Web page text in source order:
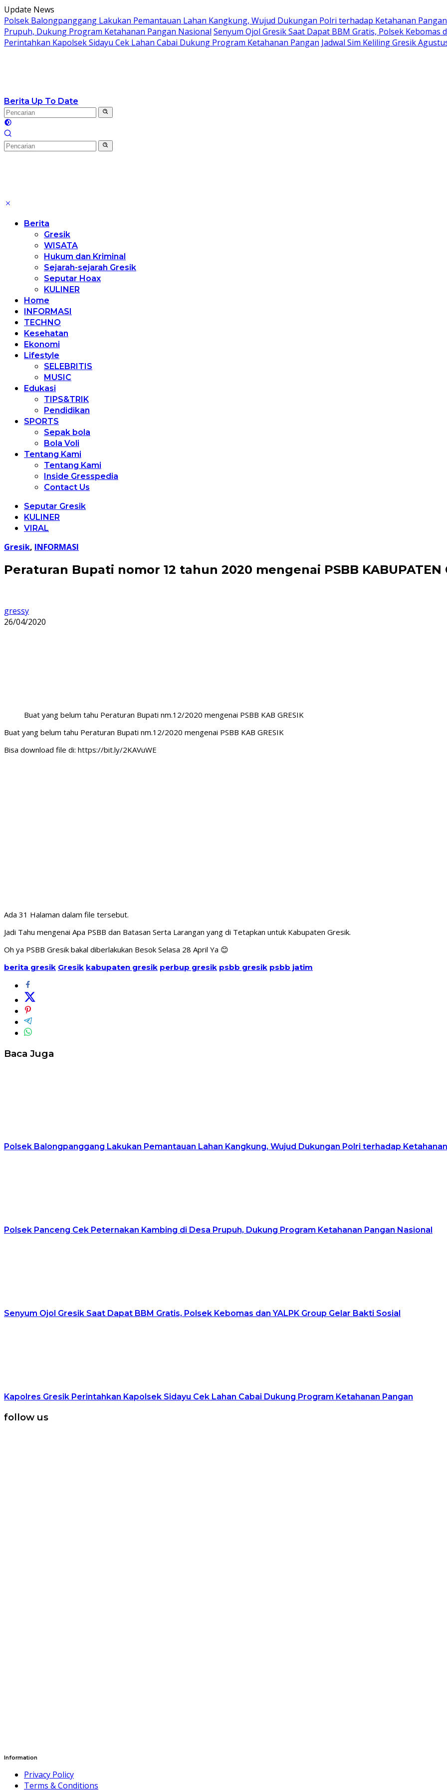
Langsung
ke
konten
Update News
Polsek Balongpanggang Lakukan Pemantauan Lahan Kangkung, Wujud Dukungan Polri terhadap Ketahanan Pangan
Prupuh, Dukung Program Ketahanan Pangan Nasional Senyum Ojol Gresik Saat Dapat BBM Gratis, Polsek Kebomas
Perintahkan Kapolsek Sidayu Cek Lahan Cabai Dukung Program Ketahanan Pangan Jadwal Sim Keliling Gresik
Berita Up To Date
Berita
Gresik
WISATA
Hukum dan Kriminal
Sejarah-sejarah Gresik
Seputar Hoax
KULINER
Home
INFORMASI
TECHNO
Kesehatan
Ekonomi
Lifestyle
SELEBRITIS
MUSIC
Edukasi
TIPS&TRIK
Pendidikan
SPORTS
Sepak bola
Bola Voli
Tentang Kami
Tentang Kami
Inside Gresspedia
Contact Us
Seputar Gresik
KULINER
VIRAL
Gresik, INFORMASI
Peraturan Bupati nomor 12 tahun 2020 mengenai PSBB KABUPATEN
gressy
26/04/2020
Buat yang belum tahu Peraturan Bupati nm.12/2020 mengenai PSBB KAB GRESIK
Buat yang belum tahu Peraturan Bupati nm.12/2020 mengenai PSBB KAB GRESIK
Bisa download file di: https://bit.ly/2KAVuWE
Ada 31 Halaman dalam file tersebut.
Jadi Tahu mengenai Apa PSBB dan Batasan Serta Larangan yang di Tetapkan untuk Kabupaten Gresik.
Oh ya PSBB Gresik bakal diberlakukan Besok Selasa 28 April Ya 😊
berita gresik Gresik kabupaten gresik perbup gresik psbb gresik psbb jatim
Baca Juga
Polsek Balongpanggang Lakukan Pemantauan Lahan Kangkung, Wujud Dukungan Polri terhadap
Polsek Panceng Cek Peternakan Kambing di Desa Prupuh, Dukung Program Ketahanan Pangan Nasional
Senyum Ojol Gresik Saat Dapat BBM Gratis, Polsek Kebomas dan YALPK Group Gelar Bakti Sosial
Kapolres Gresik Perintahkan Kapolsek Sidayu Cek Lahan Cabai Dukung Program Ketahanan Pangan
follow us
Information
Privacy Policy
Terms & Conditions